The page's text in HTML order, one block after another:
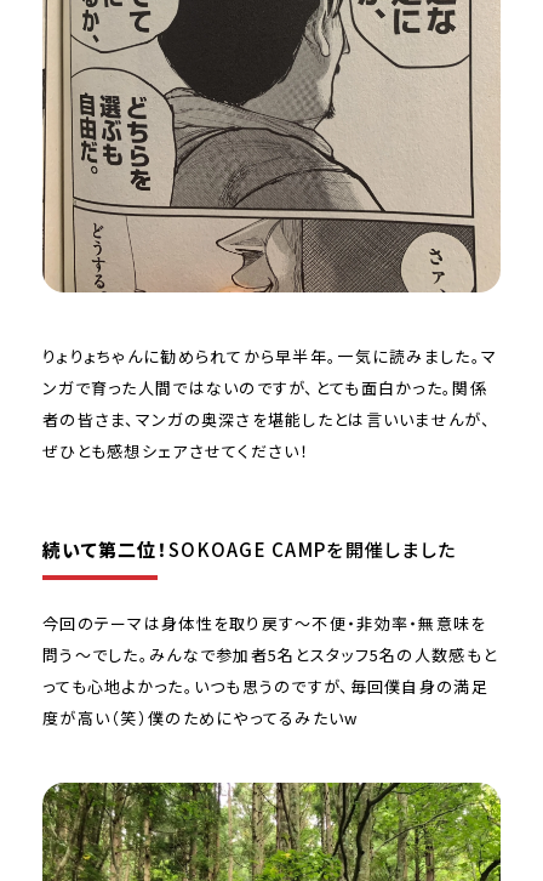
りょりょちゃんに勧められてから早半年。一気に読みました。マ
ンガで育った人間ではないのですが、とても面白かった。関係
者の皆さま、マンガの奥深さを堪能したとは言いいませんが、
ぜひとも感想シェアさせてください！
続いて第二位！SOKOAGE CAMPを開催しました
今回のテーマは身体性を取り戻す〜不便・非効率・無意味を
問う〜でした。みんなで参加者5名とスタッフ5名の人数感もと
っても心地よかった。いつも思うのですが、毎回僕自身の満足
度が高い（笑）僕のためにやってるみたいw